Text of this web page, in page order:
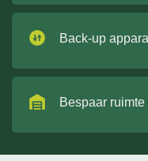
Back-up
Bespaar